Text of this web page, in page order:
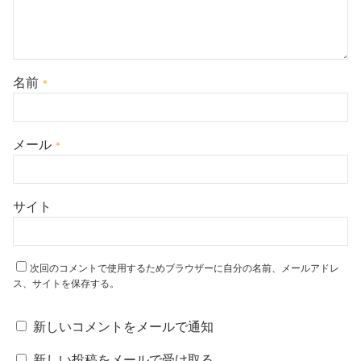
名前 *
メール *
サイト
次回のコメントで使用するためブラウザーに自分の名前、メールアドレ
ス、サイトを保存する。
新しいコメントをメールで通知